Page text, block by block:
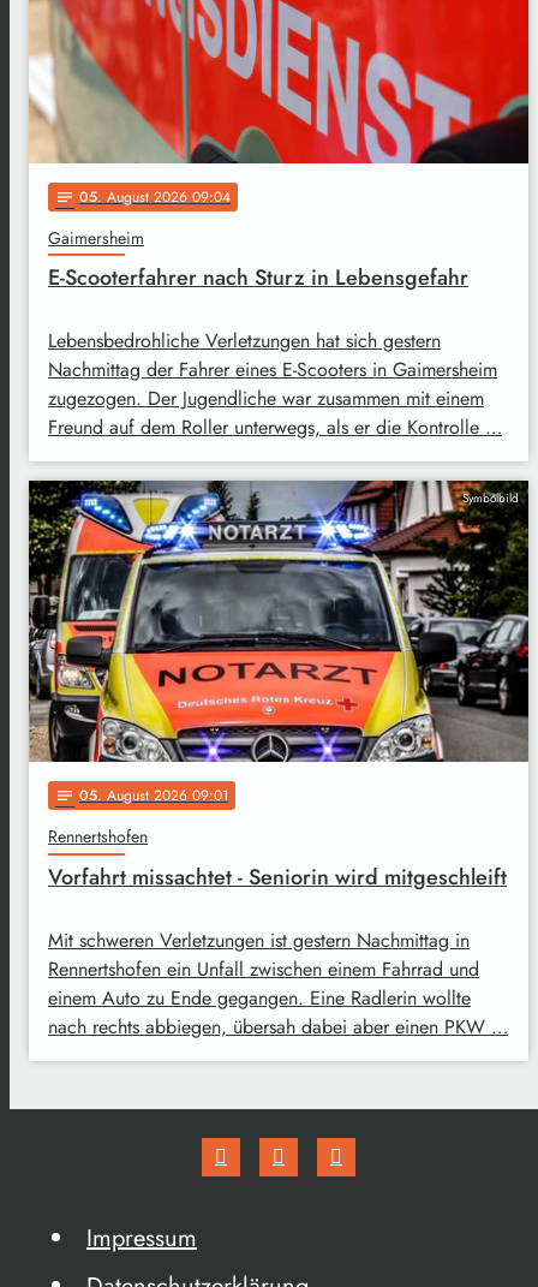
notes 05. August 2026 09:04
Gaimersheim
E-Scooterfahrer nach Sturz in Lebensgefahr
Lebensbedrohliche Verletzungen hat sich gestern
Nachmittag der Fahrer eines E-Scooters in Gaimersheim
zugezogen. Der Jugendliche war zusammen mit einem
Freund auf dem Roller unterwegs, als er die Kontrolle …
Symbolbild
notes 05. August 2026 09:01
Rennertshofen
Vorfahrt missachtet - Seniorin wird mitgeschleift
Mit schweren Verletzungen ist gestern Nachmittag in
Rennertshofen ein Unfall zwischen einem Fahrrad und
einem Auto zu Ende gegangen. Eine Radlerin wollte
nach rechts abbiegen, übersah dabei aber einen PKW …
Impressum